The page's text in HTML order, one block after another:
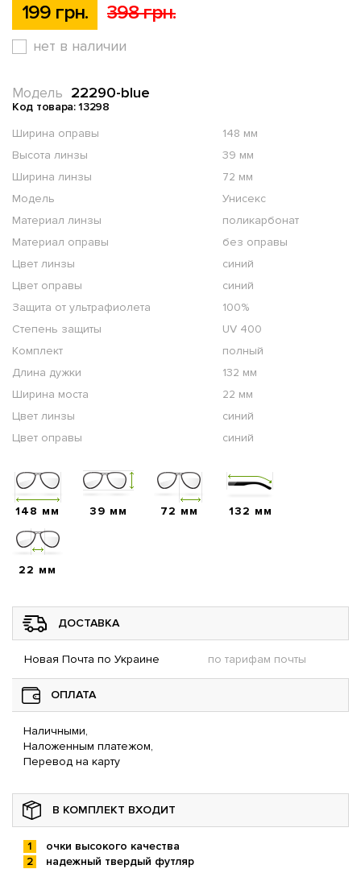
199 грн. 398 грн.
нет в наличии
22290-blue
Модель
Код товара: 13298
Ширина оправы
148 мм
Высота линзы
39 мм
Ширина линзы
72 мм
Модель
Унисекс
Материал линзы
поликарбонат
Материал оправы
без оправы
Цвет линзы
синий
Цвет оправы
синий
Защита от ультрафиолета
100%
Степень защиты
UV 400
Комплект
полный
Длина дужки
132 мм
Ширина моста
22 мм
Цвет линзы
синий
Цвет оправы
синий
148 мм 39 мм 72 мм 132 мм
22 мм
ДОСТАВКА
Новая Почта по Украине по тарифам почты
ОПЛАТА
Наличными,
Наложенным платежом,
Перевод на карту
В КОМПЛЕКТ ВХОДИТ
очки высокого качества
надежный твердый футляр